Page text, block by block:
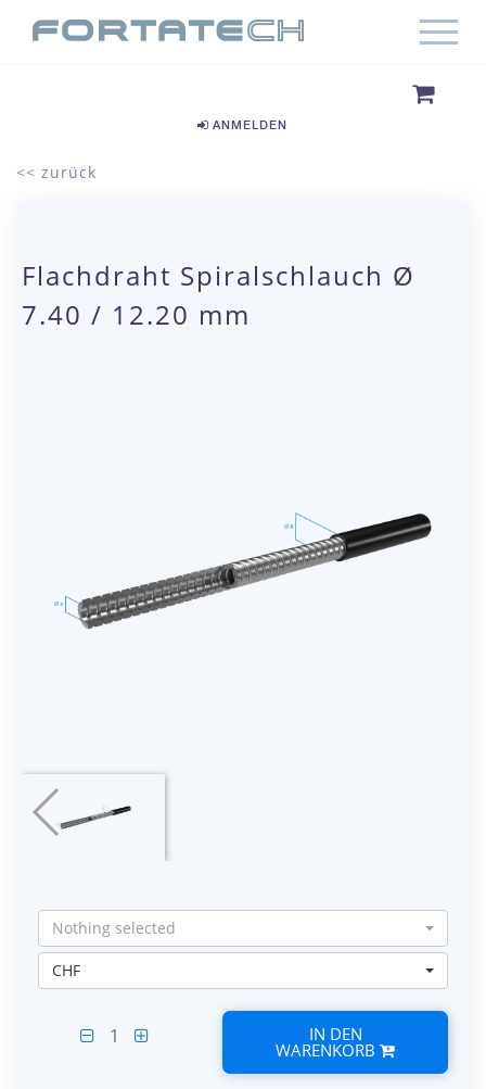
ANMELDEN
<< zurück
Flachdraht Spiralschlauch Ø
7.40 / 12.20 mm
Nothing selected
CHF
1 IN DEN
WARENKORB